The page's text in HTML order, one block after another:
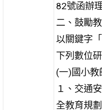
82號函辦
二、鼓勵
以關鍵字
下列數位
(一)國小教
１、交通
全教育規